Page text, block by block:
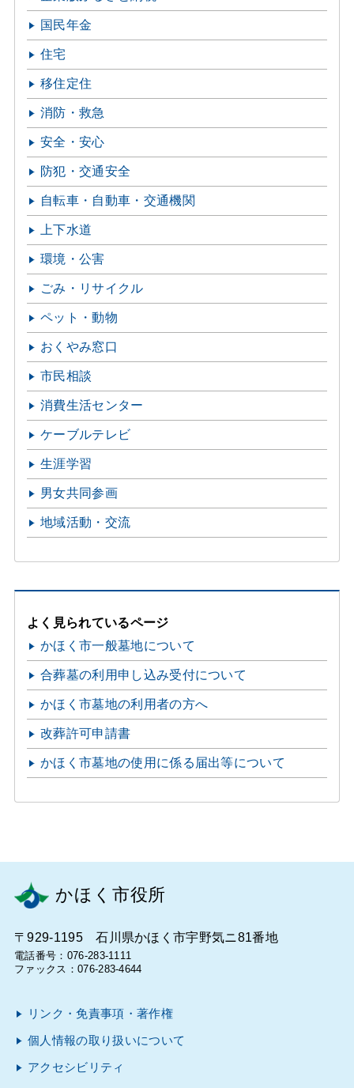
国民年金
住宅
移住定住
消防・救急
安全・安心
防犯・交通安全
自転車・自動車・交通機関
上下水道
環境・公害
ごみ・リサイクル
ペット・動物
おくやみ窓口
市民相談
消費生活センター
ケーブルテレビ
生涯学習
男女共同参画
地域活動・交流
よく見られているページ
かほく市一般墓地について
合葬墓の利用申し込み受付について
かほく市墓地の利用者の方へ
改葬許可申請書
かほく市墓地の使用に係る届出等について
かほく市役所
〒929-1195 石川県かほく市宇野気ニ81番地
電話番号：076-283-1111
ファックス：076-283-4644
リンク・免責事項・著作権
個人情報の取り扱いについて
アクセシビリティ